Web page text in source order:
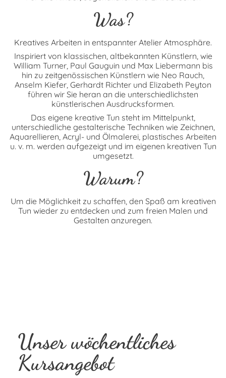
Was?
Kreatives Arbeiten in entspannter Atelier Atmosphäre.
Inspiriert von klassischen, altbekannten Künstlern, wie
William Turner, Paul Gauguin und Max Liebermann bis
hin zu zeitgenössischen Künstlern wie Neo Rauch,
Anselm Kiefer, Gerhardt Richter und Elizabeth Peyton
führen wir Sie heran an die unterschiedlichsten
künstlerischen Ausdrucksformen.
Das eigene kreative Tun steht im Mittelpunkt,
unterschiedliche gestalterische Techniken wie Zeichnen,
Aquarellieren, Acryl- und Ölmalerei, plastisches Arbeiten
u. v. m. werden aufgezeigt und im eigenen kreativen Tun
umgesetzt.
Warum?
Um die Möglichkeit zu schaffen, den Spaß am kreativen
Tun wieder zu entdecken und zum freien Malen und
Gestalten anzuregen.
Unser wöchentliches
Kursangebot